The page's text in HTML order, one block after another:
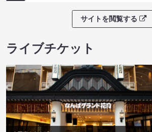
サイトを閲覧する
ライブチケット